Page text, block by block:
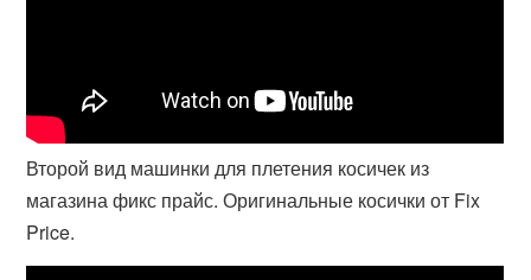
Второй вид машинки для плетения косичек из
магазина фикс прайс. Оригинальные косички от Fix
Price.